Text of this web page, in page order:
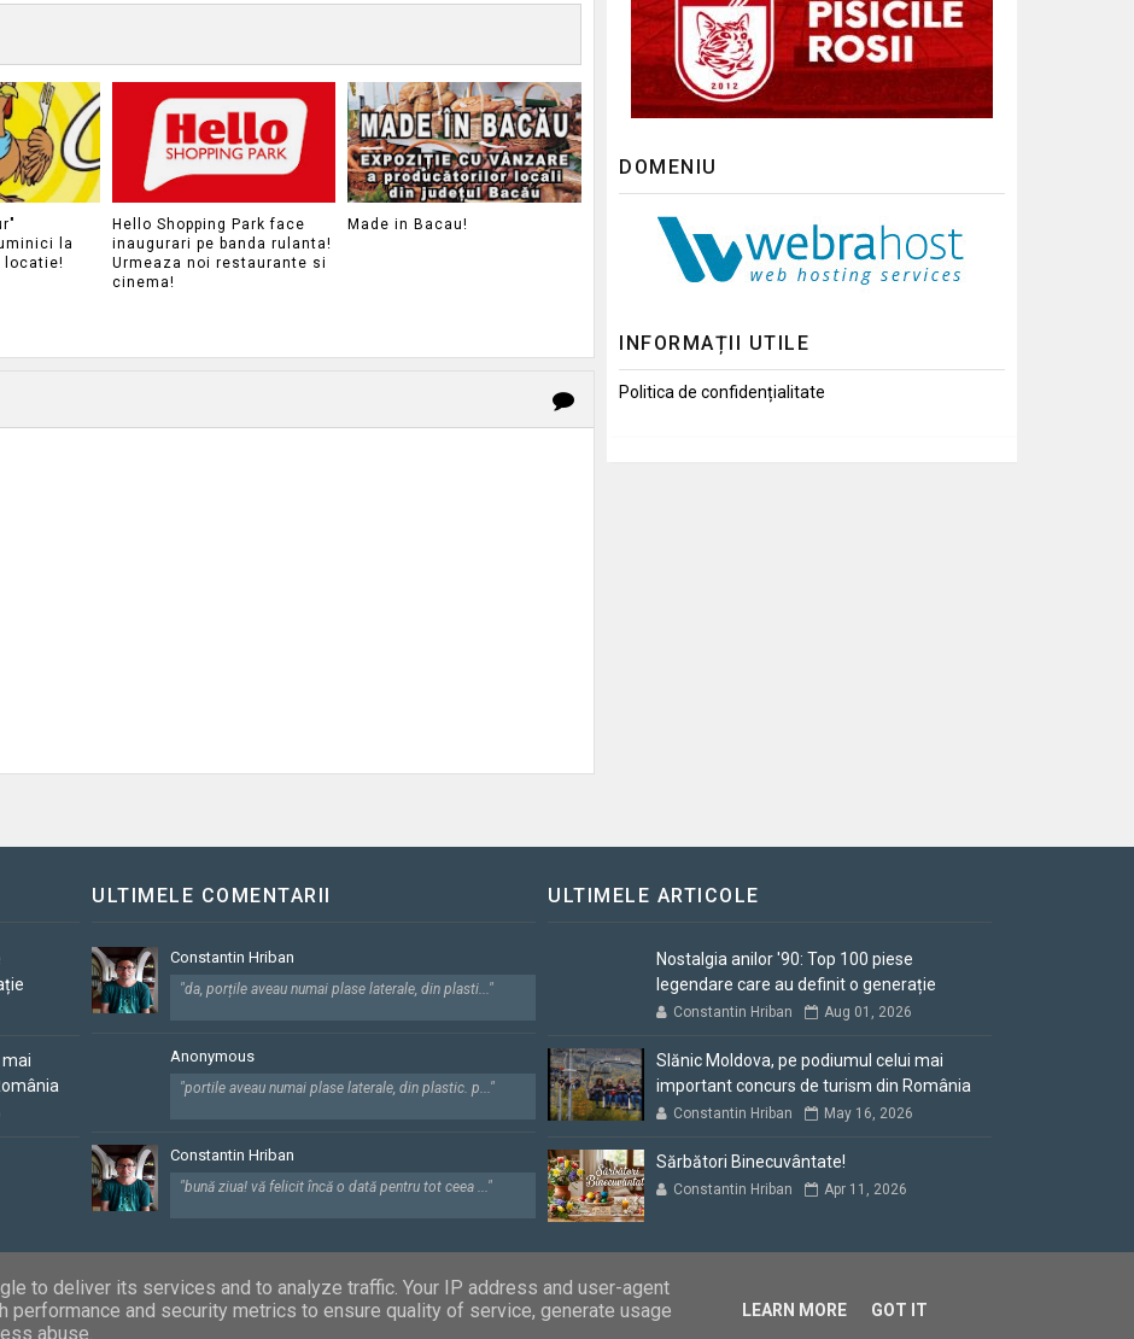
la
locatie!
Hello Shopping Park face
inaugurari pe banda rulanta!
Urmeaza noi restaurante si
cinema!
Made in Bacau!
DOMENIU
INFORMAȚII UTILE
Politica de confidențialitate
ULTIMELE COMENTARII
Constantin Hriban
"da, porțile aveau numai plase laterale, din plasti..."
Anonymous
"portile aveau numai plase laterale, din plastic. p..."
Constantin Hriban
"bună ziua! vă felicit încă o dată pentru tot ceea ..."
ULTIMELE ARTICOLE
Nostalgia anilor '90: Top 100 piese
legendare care au definit o generație
Constantin Hriban Aug 01, 2026
Slănic Moldova, pe podiumul celui mai
important concurs de turism din România
Constantin Hriban May 16, 2026
Sărbători Binecuvântate!
Constantin Hriban Apr 11, 2026
drepturile rezervate
to deliver its services and to analyze traffic. Your IP address and user-agent
performance and security metrics to ensure quality of service, generate usage
abuse.
LEARN MORE GOT IT